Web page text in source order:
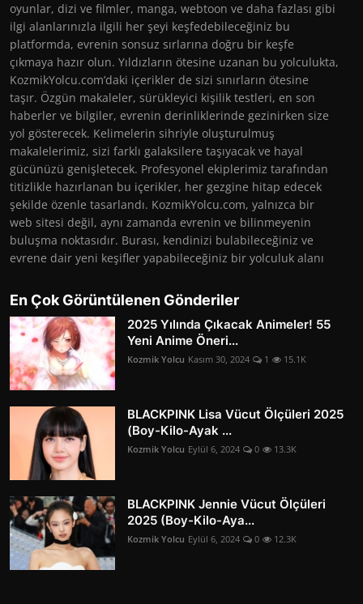
oyunlar, dizi ve filmler, manga, webtoon ve daha fazlası gibi
ilgi alanlarınızla ilgili her şeyi keşfedebileceğiniz bu
platformda, evrenin sonsuz sırlarına doğru bir keşfe
çıkmaya hazır olun. Yıldızların ötesine uzanan bu yolculukta,
KozmikYolcu.com’daki içerikler de sizi sınırların ötesine
taşır. Özgün makaleler, sürükleyici kişilik testleri, en son
haberler ve bilgiler, evrenin derinliklerinde gezinirken size
yol gösterecek. Kelimelerin sihriyle oluşturulmuş
makalelerimiz, sizi farklı galaksilere taşıyacak ve hayal
gücünüzü genişletecek. Profesyonel ekiplerimiz tarafından
titizlikle hazırlanan bu içerikler, her gezgine hitap edecek
şekilde özenle tasarlandı. KozmikYolcu.com, yalnızca bir
web sitesi değil, aynı zamanda evrenin ve bilinmeyenin
buluşma noktasıdır. Burası, kendinizi bulabileceğiniz ve
evrene dair yeni keşifler yapabileceğiniz bir yolculuk alanı
En Çok Görüntülenen Gönderiler
2025 Yılında Çıkacak Animeler! 55
Yeni Anime Öneri...
Kozmik Yolcu Kasım 30, 2024 1 15.1K
BLACKPINK Lisa Vücut Ölçüleri 2025
(Boy-Kilo-Ayak ...
Kozmik Yolcu Eylül 6, 2024 0 13.3K
BLACKPINK Jennie Vücut Ölçüleri
2025 (Boy-Kilo-Aya...
Kozmik Yolcu Eylül 6, 2024 0 12.3K